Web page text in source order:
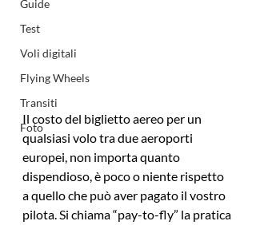
Guide
Test
Voli digitali
Flying Wheels
Transiti
Foto
Il costo del biglietto aereo per un
qualsiasi volo tra due aeroporti
europei, non importa quanto
dispendioso, è poco o niente rispetto
a quello che può aver pagato il vostro
pilota. Si chiama “pay-to-fly” la pratica